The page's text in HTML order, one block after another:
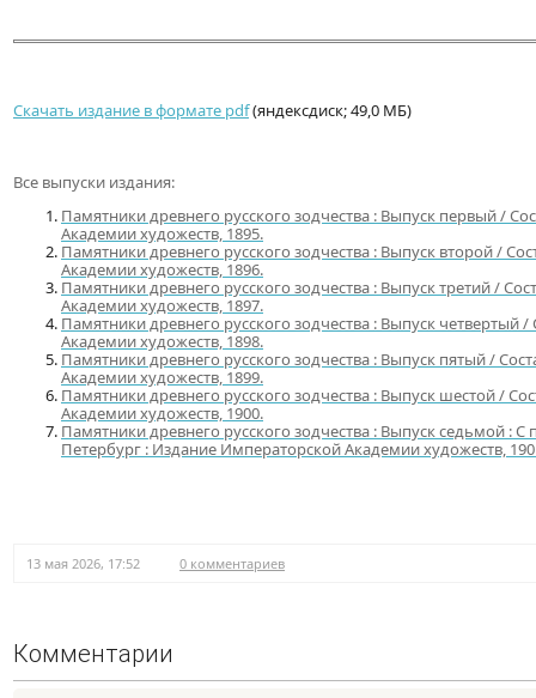
Скачать издание в формате pdf(яндексдиск; 49,0 МБ)
Все выпуски издания:
Памятники древнего русского зодчества : Выпуск первый /
Академии художеств, 1895.
Памятники древнего русского зодчества : Выпуск второй /
Академии художеств, 1896.
Памятники древнего русского зодчества : Выпуск третий /
Академии художеств, 1897.
Памятники древнего русского зодчества : Выпуск
Академии художеств, 1898.
Памятники древнего русского зодчества : Выпуск пятый /
Академии художеств, 1899.
Памятники древнего русского зодчества : Выпуск шестой /
Академии художеств, 1900.
Памятники древнего русского зодчества : Выпуск седьмой :
Петербург : Издание Императорской Академии художеств,
13 мая 2026, 17:52 0 комментариев
Комментарии